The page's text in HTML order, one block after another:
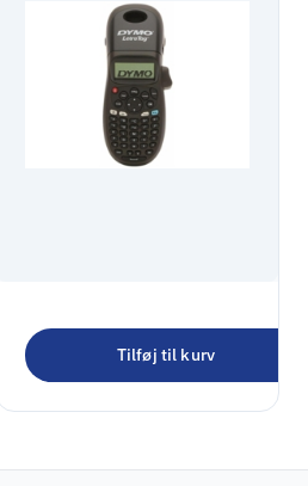
100H Direct thermal
Sort
295,00kr.
368,75kr.inkl. moms
Tilføj til kurv